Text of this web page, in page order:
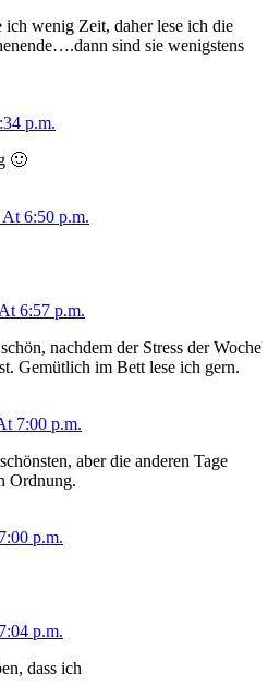
ich wenig Zeit, daher lese ich die
sind sie wenigstens
p.m.
🙂
6:50 p.m.
6:57 p.m.
nachdem der Stress der Woche
Gemütlich im Bett lese ich gern.
7:00 p.m.
aber die anderen Tage
Ordnung.
p.m.
p.m.
dass ich